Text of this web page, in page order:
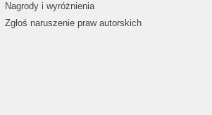
Nagrody i wyróżnienia
Zgłoś naruszenie praw autorskich